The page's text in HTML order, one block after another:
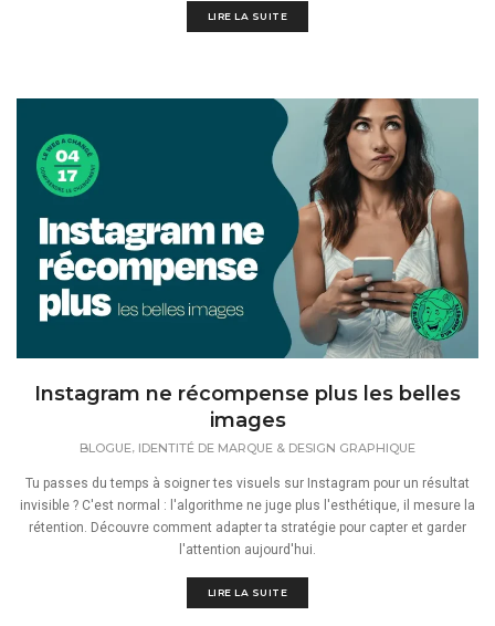
LIRE LA SUITE
Instagram ne récompense plus les belles
images
BLOGUE, IDENTITÉ DE MARQUE & DESIGN GRAPHIQUE
Tu passes du temps à soigner tes visuels sur Instagram pour un résultat
invisible ? C'est normal : l'algorithme ne juge plus l'esthétique, il mesure la
rétention. Découvre comment adapter ta stratégie pour capter et garder
l'attention aujourd'hui.
LIRE LA SUITE